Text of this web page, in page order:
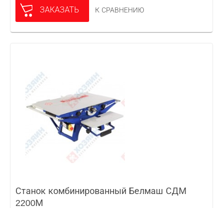
ЗАКАЗАТЬ К СРАВНЕНИЮ
Станок комбинированный Белмаш СДМ
2200М